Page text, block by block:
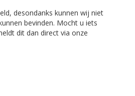
desondanks kunnen wij niet
bevinden. Mocht u iets
dit dan direct via onze